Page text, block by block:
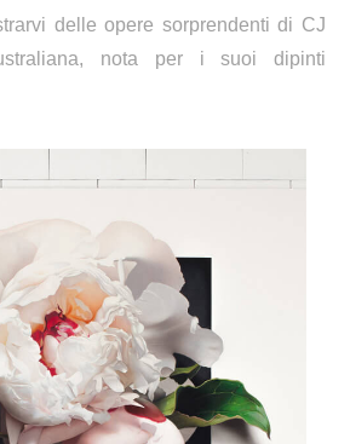
delle opere sorprendenti di CJ
nota per i suoi dipinti